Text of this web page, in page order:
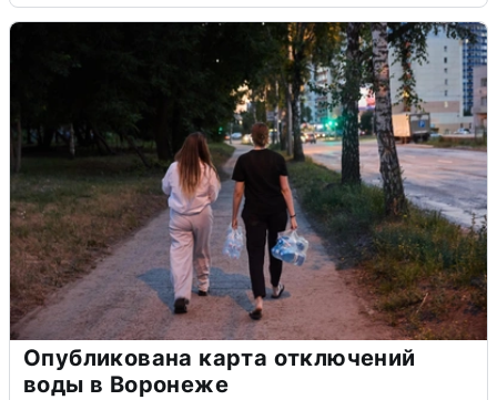
Опубликована карта отключений
воды в Воронеже